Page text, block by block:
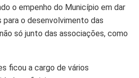
o empenho do Município em dar
o desenvolvimento das
só junto das associações, como
ficou a cargo de vários